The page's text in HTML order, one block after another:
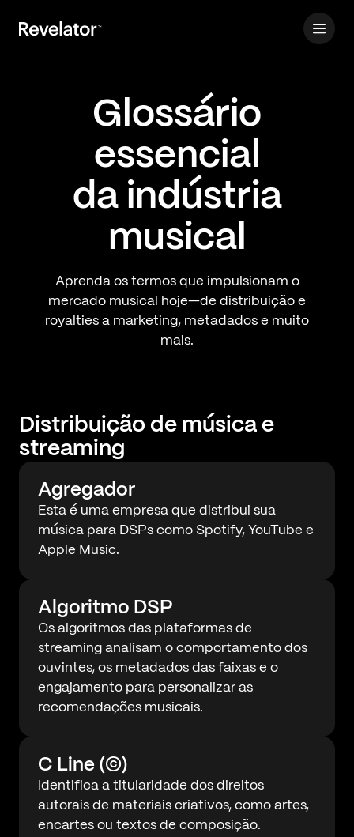
Glossário
essencial
da indústria
musical
Aprenda os termos que impulsionam o
mercado musical hoje—de distribuição e
royalties a marketing, metadados e muito
mais.
Distribuição de música e
streaming
Agregador
Esta é uma empresa que distribui sua
música para DSPs como Spotify, YouTube e
Apple Music.
Algoritmo DSP
Os algoritmos das plataformas de
streaming analisam o comportamento dos
ouvintes, os metadados das faixas e o
engajamento para personalizar as
recomendações musicais.
C Line (©)
Identifica a titularidade dos direitos
autorais de materiais criativos, como artes,
encartes ou textos de composição.